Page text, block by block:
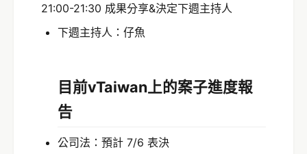
21:00-21:30 成果分享&決定下週主持人
下週主持人：仔魚
目前vTaiwan上的案子進度報
告
公司法：預計 7/6 表決